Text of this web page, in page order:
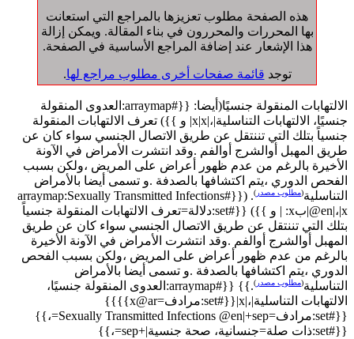
هذه الصفحة مطلوب تعزيزها بالمراجع التي استعانت
بها المحررات والمحررون في بناء المقالة. ويمكن إزالة
هذا الإشعار عند إضافة المراجع الأساسية في الصفحة.
توجد قائمة صفحات أخرى مطلوب مراجع لها.
الالتهابات المنقولة جنسيًا(أيضا: {{#arraymap:العدوى المنقولة
جنسيًا، الالتهابات التناسلية|،|x|x| و }}) تعرف الالتهابات المنقولة
جنسياً بتلك التي تننتقل عن طريق الاتصال الجنسي سواء كان عن
طريق المهبل أوالشرج أوالفم .وقد انتشرت الأمراض في الآونة
الأخيرة بالرغم من عدم ظهور أعراض على المريض ،ولكن بسبب
الفحص الدوري ،يتم اكتشافها بالصدفة .و تسمى أيضا بالأمراض
التناسلية(مطلوب مصدر )
. ({{#arraymap:Sexually Transmitted Infections
@en|،|x|بx: | و }}) {{#set:دلالة=تعرف الالتهابات المنقولة جنسياً
بتلك التي تننتقل عن طريق الاتصال الجنسي سواء كان عن طريق
المهبل أوالشرج أوالفم .وقد انتشرت الأمراض في الآونة الأخيرة
بالرغم من عدم ظهور أعراض على المريض ،ولكن بسبب الفحص
الدوري ،يتم اكتشافها بالصدفة .و تسمى أيضا بالأمراض
التناسلية(مطلوب مصدر )
.}} {{#arraymap:العدوى المنقولة جنسيًا،
الالتهابات التناسلية|،|x|{{#set:مرادف=x@ar}}}}
{{#set:مرادف=Sexually Transmitted Infections @en|+sep=،}}
{{#set:ذات صلة=جنسانية، صحة جنسية|+sep=،}}